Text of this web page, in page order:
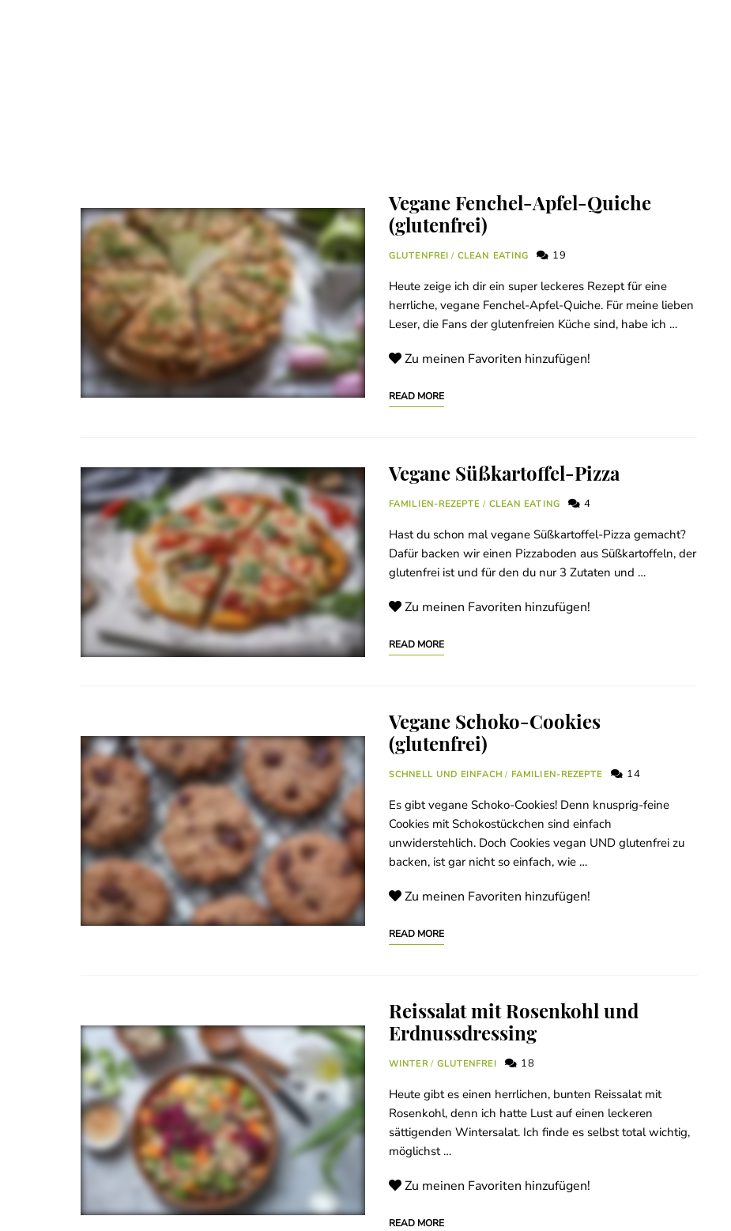
Vegane Fenchel-Apfel-Quiche
(glutenfrei)
GLUTENFREI / CLEAN EATING 19
Heute zeige ich dir ein super leckeres Rezept für eine
herrliche, vegane Fenchel-Apfel-Quiche. Für meine lieben
Leser, die Fans der glutenfreien Küche sind, habe ich …
Zu meinen Favoriten hinzufügen!
READ MORE
Vegane Süßkartoffel-Pizza
FAMILIEN-REZEPTE / CLEAN EATING 4
Hast du schon mal vegane Süßkartoffel-Pizza gemacht?
Dafür backen wir einen Pizzaboden aus Süßkartoffeln, der
glutenfrei ist und für den du nur 3 Zutaten und …
Zu meinen Favoriten hinzufügen!
READ MORE
Vegane Schoko-Cookies
(glutenfrei)
SCHNELL UND EINFACH / FAMILIEN-REZEPTE 14
Es gibt vegane Schoko-Cookies! Denn knusprig-feine
Cookies mit Schokostückchen sind einfach
unwiderstehlich. Doch Cookies vegan UND glutenfrei zu
backen, ist gar nicht so einfach, wie …
Zu meinen Favoriten hinzufügen!
READ MORE
Reissalat mit Rosenkohl und
Erdnussdressing
WINTER/ GLUTENFREI 18
Heute gibt es einen herrlichen, bunten Reissalat mit
Rosenkohl, denn ich hatte Lust auf einen leckeren
sättigenden Wintersalat. Ich finde es selbst total wichtig,
möglichst …
Zu meinen Favoriten hinzufügen!
READ MORE